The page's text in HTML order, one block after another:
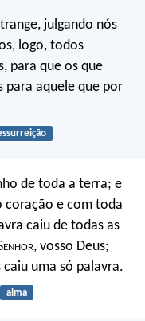
julgando nós
logo, todos
para que os que
para aquele que por
de toda a terra; e
coração e com toda
caiu de todas as
enhor, vosso Deus;
uma só palavra.
alma